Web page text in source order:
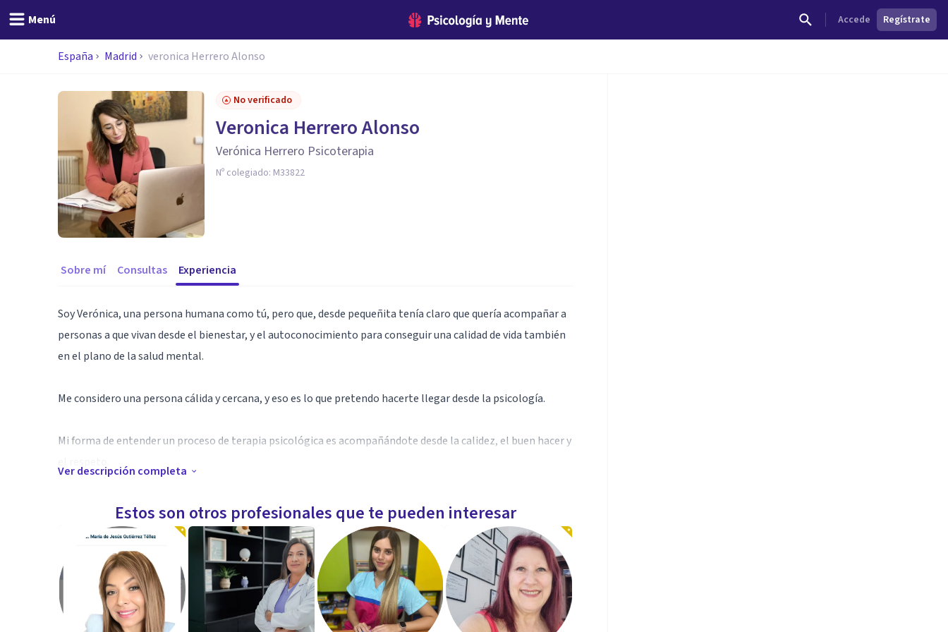
Menú Accede Regístrate
España Madrid veronica Herrero Alonso
No verificado
Veronica Herrero Alonso
Verónica Herrero Psicoterapia
Nº colegiado: M33822
Sobre mí Consultas Experiencia
Soy Verónica, una persona humana como tú, pero que, desde pequeñita tenía claro que quería acompañar a
personas a que vivan desde el bienestar, y el autoconocimiento para conseguir una calidad de vida también
en el plano de la salud mental.
Me considero una persona cálida y cercana, y eso es lo que pretendo hacerte llegar desde la psicología.
Mi forma de entender un proceso de terapia psicológica es acompañándote desde la calidez, el buen hacer y
Respetando tus ritmos, adaptándome, pero también viendo juntos que necesitas y que es aquello que te
hace sentir bien.
Creo en la capacidad que tiene el ser humano de sanar, conocerse, valorarse, crecer y moldearse.
Entiendo una psicología sin etiquetas, somos mucho más que un diagnóstico, por eso trabajo desde la raíz,
Ver descripción completa
Estos son otros profesionales que te pueden interesar